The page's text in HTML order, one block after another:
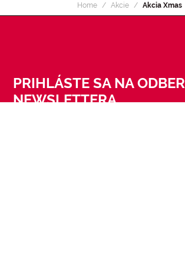
Home Akcie Akcia Xmas
PRIHLÁSTE SA NA ODBER
NEWSLETTERA